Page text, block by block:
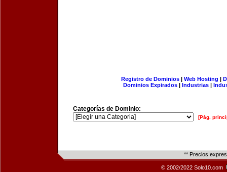
Registro de Dominios| Web Hosting |
Dominios Expirados | Industrias |
Categorías de Dominio:
[Pág.
** Precios
© 2002/2022 Solo10.com